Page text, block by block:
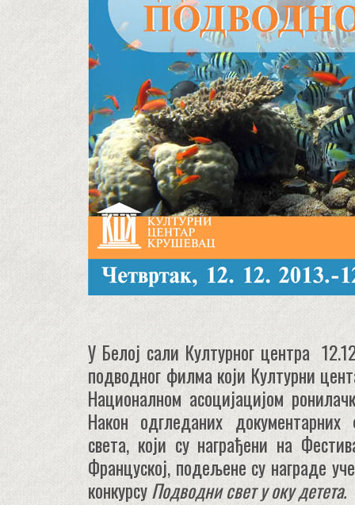
У Белој сали Културног центра
подводног филма који Културни
Националном асоцијацијом
Након одгледаних
света, који су награђени на
Француској, подељене су награде
конкурсуПодводни свет у оку детета.